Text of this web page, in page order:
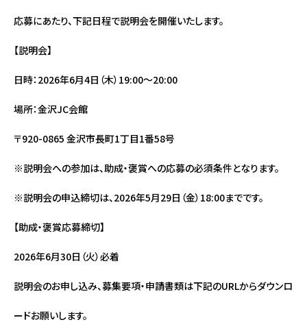
応募にあたり、下記日程で説明会を開催いたします。
【説明会】
日時：2026年6月4日（木）19:00〜20:00
場所：金沢JC会館
〒920-0865 金沢市長町1丁目1番58号
※説明会への参加は、助成・褒賞への応募の必須条件となります。
※説明会の申込締切は、2026年5月29日（金）18:00までです。
【助成・褒賞応募締切】
2026年6月30日（火）必着
説明会のお申し込み、募集要項・申請書類は下記のURLからダウンロ
ードお願いします。